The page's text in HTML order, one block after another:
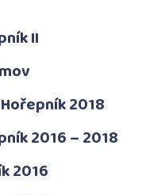
II
Hořepník 2018
2016 – 2018
2016